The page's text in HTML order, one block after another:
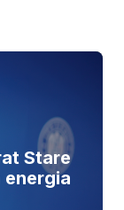
Stare
energia